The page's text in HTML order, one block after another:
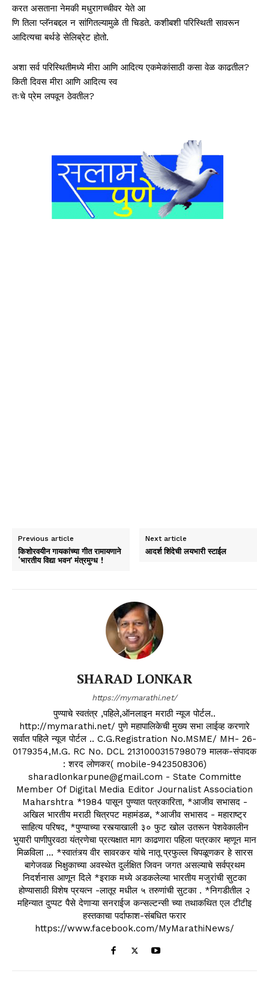
करत असताना नेमकी मधुरागच्चीवर येते आ
णि तिला प्लॅनबद्दल न सांगितल्यामुळे ती चिडते. कशीबशी परिस्थिती सावरून
आदित्यचा बर्थडे सेलिब्रेट होतो.
अशा सर्व परिस्थितीमध्ये मीरा आणि आदित्य एकमेकांसाठी कसा वेळ काढतील?
किती दिवस मीरा आणि आदित्य स्व
तःचे प्रेम लपवून ठेवतील?
Previous article
किशोरवयीन गायकांच्या गीत रामायणाने
‘भारतीय विद्या भवन’ मंत्रमुग्ध !
Next article
आदर्श शिंदेची लयभारी स्टाईल
SHARAD LONKAR
https://mymarathi.net/
पुण्याचे स्वतंत्र ,पहिले,ऑनलाइन मराठी न्यूज पोर्टल..
http://mymarathi.net/ पुणे महापालिकेची मुख्य सभा लाईव्ह करणारे
सर्वात पहिले न्यूज पोर्टल .. C.G.Registration No.MSME/ MH- 26-
0179354,M.G. RC No. DCL 2131000315798079 मालक-संपादक
: शरद लोणकर( mobile-9423508306)
sharadlonkarpune@gmail.com - State Committe
Member Of Digital Media Editor Journalist Association
Maharshtra *1984 पासून पुण्यात पत्रकारिता, *आजीव सभासद -
अखिल भारतीय मराठी चित्रपट महामंडळ, *आजीव सभासद - महाराष्ट्र
साहित्य परिषद, *पुण्याच्या रस्त्याखाली ३० फुट खोल उतरून पेशवेकालीन
भुयारी पाणीपुरवठा यंत्रणेचा प्रत्यक्षात माग काढणारा पहिला पत्रकार म्हणून मान
मिळविला ... *स्वातंत्र्य वीर सावरकर यांचे नातू प्रफुल्ल चिपळूणकर हे सारस
बागेजवळ भिक्षुकाच्या अवस्थेत दुर्लक्षित जिवन जगत असल्याचे सर्वप्रथम
निदर्शनास आणून दिले *इराक मध्ये अडकलेल्या भारतीय मजुरांची सुटका
होण्यासाठी विशेष प्रयत्न -लातूर मधील ५ तरुणांची सुटका . *निगडीतील २
महिन्यात दुप्पट पैसे देणाऱ्या सनराईज कन्सल्टन्सी च्या तथाकथित एल टीटीइ
हस्तकाचा पर्दाफाश-संबधित फरार
https://www.facebook.com/MyMarathiNews/